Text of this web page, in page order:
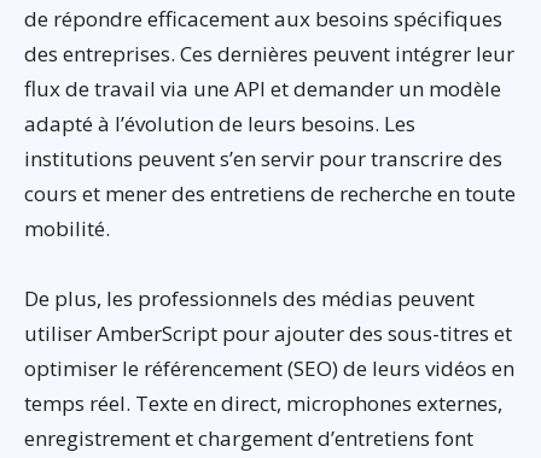
de répondre efficacement aux besoins spécifiques
des entreprises. Ces dernières peuvent intégrer leur
flux de travail via une API et demander un modèle
adapté à l’évolution de leurs besoins. Les
institutions peuvent s’en servir pour transcrire des
cours et mener des entretiens de recherche en toute
mobilité.
De plus, les professionnels des médias peuvent
utiliser AmberScript pour ajouter des sous-titres et
optimiser le référencement (SEO) de leurs vidéos en
temps réel. Texte en direct, microphones externes,
enregistrement et chargement d’entretiens font